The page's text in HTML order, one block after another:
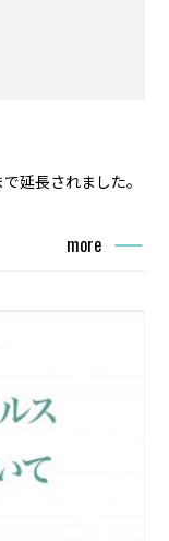
延長されました。
more